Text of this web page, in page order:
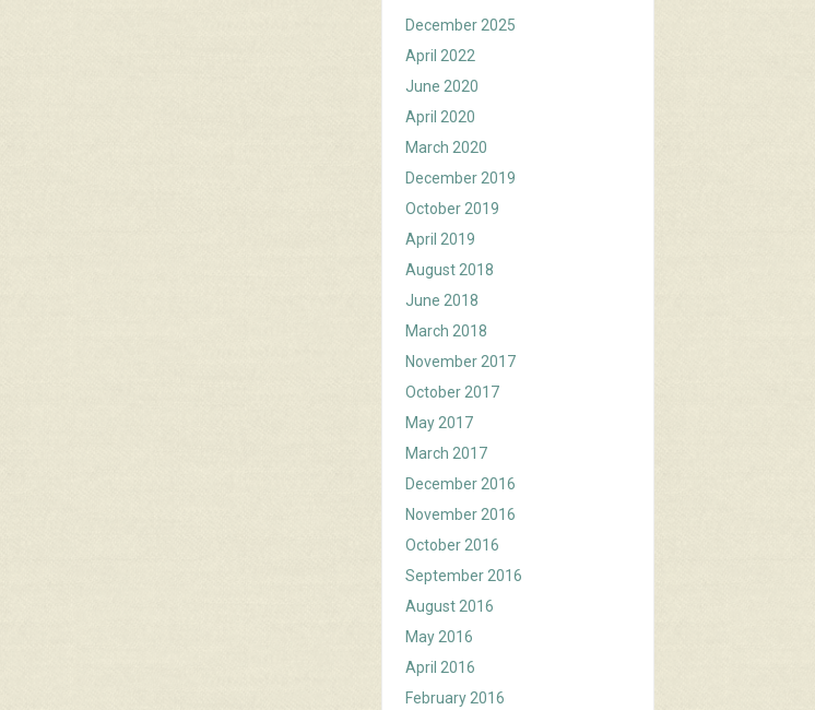
December 2025
April 2022
June 2020
April 2020
March 2020
December 2019
October 2019
April 2019
August 2018
June 2018
March 2018
November 2017
October 2017
May 2017
March 2017
December 2016
November 2016
October 2016
September 2016
August 2016
May 2016
April 2016
February 2016